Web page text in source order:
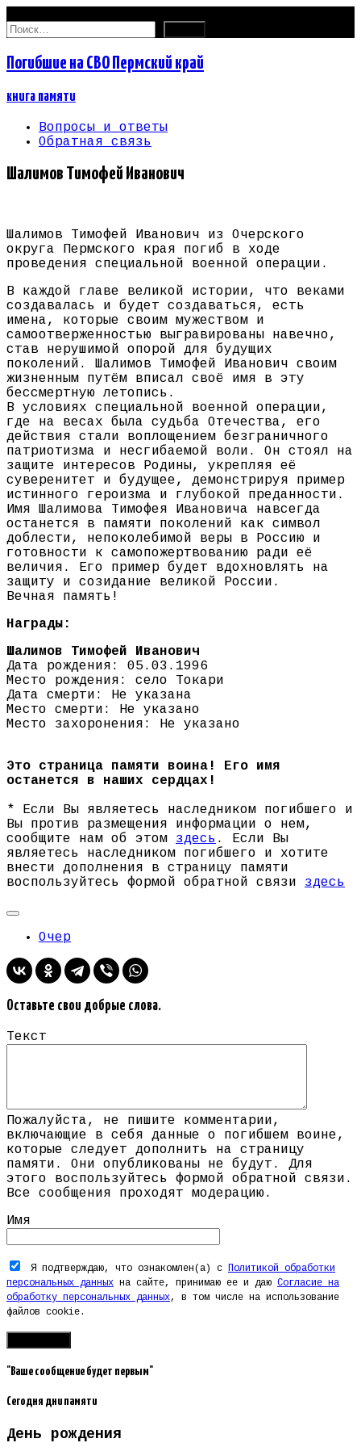
Найти:
Погибшие на СВО Пермский край
книга памяти
Вопросы и ответы
Обратная связь
Шалимов Тимофей Иванович
Шалимов Тимофей Иванович из Очерского
округа Пермского края погиб в ходе
проведения специальной военной операции.
В каждой главе великой истории, что веками
создавалась и будет создаваться, есть
имена, которые своим мужеством и
самоотверженностью выгравированы навечно,
став нерушимой опорой для будущих
поколений. Шалимов Тимофей Иванович своим
жизненным путём вписал своё имя в эту
бессмертную летопись.
В условиях специальной военной операции,
где на весах была судьба Отечества, его
действия стали воплощением безграничного
патриотизма и несгибаемой воли. Он стоял на
защите интересов Родины, укрепляя её
суверенитет и будущее, демонстрируя пример
истинного героизма и глубокой преданности.
Имя Шалимова Тимофея Ивановича навсегда
останется в памяти поколений как символ
доблести, непоколебимой веры в Россию и
готовности к самопожертвованию ради её
величия. Его пример будет вдохновлять на
защиту и созидание великой России.
Вечная память!
Награды:
Шалимов Тимофей Иванович
Дата рождения: 05.03.1996
Место рождения: село Токари
Дата смерти: Не указана
Место смерти: Не указано
Место захоронения: Не указано
Это страница памяти воина! Его имя
останется в наших сердцах!
* Если Вы являетесь наследником погибшего и
Вы против размещения информации о нем,
сообщите нам об этом здесь . Если Вы
являетесь наследником погибшего и хотите
внести дополнения в страницу памяти
воспользуйтесь формой обратной связи здесь
Очер
Оставьте свои добрые слова.
Текст
Пожалуйста, не пишите комментарии,
включающие в себя данные о погибшем воине,
которые следует дополнить на страницу
памяти. Они опубликованы не будут. Для
этого воспользуйтесь формой обратной связи.
Все сообщения проходят модерацию.
Имя
Я подтверждаю, что ознакомлен(а) с
Политикой обработки
персональных данных на сайте, принимаю ее и даю Согласие на
обработку персональных данных, в том числе на использование
файлов cookie.
"Ваше сообщение будет первым"
Сегодня дни памяти
День рождения